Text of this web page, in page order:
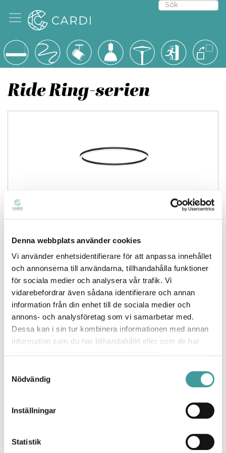
Denna webbplats använder cookies
Vi använder enhetsidentifierare för att anpassa innehållet
och annonserna till användarna, tillhandahålla funktioner
för sociala medier och analysera vår trafik. Vi
vidarebefordrar även sådana identifierare och annan
information från din enhet till de sociala medier och
annons- och analysföretag som vi samarbetar med.
Dessa kan i sin tur kombinera informationen med annan
information som du har tillhandahållit eller som de har
Nödvändig
Inställningar
Statistik
Ride Ring-serien
Ride Ring Pendel
Med en profil på endast 35x35mm, är Ride Ring från Molto
Luce ett av de mest minimalistiska LED belysningssystemen
och 1450mm för dikt tak eller pendelmontage.